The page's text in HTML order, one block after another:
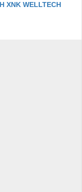
XNK WELLTECH